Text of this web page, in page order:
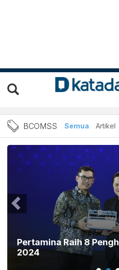
Berita
BCOMSS Semua Artikel
Pertamina Raih 8
2024